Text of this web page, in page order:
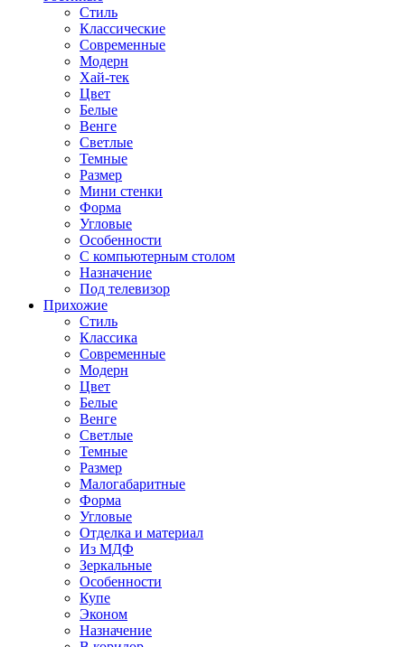
Стиль
Классические
Современные
Модерн
Хай-тек
Цвет
Белые
Венге
Светлые
Темные
Размер
Мини стенки
Форма
Угловые
Особенности
С компьютерным столом
Назначение
Под телевизор
Прихожие
Стиль
Классика
Современные
Модерн
Цвет
Белые
Венге
Светлые
Темные
Размер
Малогабаритные
Форма
Угловые
Отделка и материал
Из МДФ
Зеркальные
Особенности
Купе
Эконом
Назначение